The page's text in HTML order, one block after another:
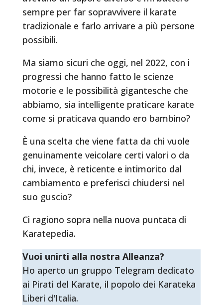
sempre per far sopravvivere il karate
tradizionale e farlo arrivare a più persone
possibili.
Ma siamo sicuri che oggi, nel 2022, con i
progressi che hanno fatto le scienze
motorie e le possibilità gigantesche che
abbiamo, sia intelligente praticare karate
come si praticava quando ero bambino?
È una scelta che viene fatta da chi vuole
genuinamente veicolare certi valori o da
chi, invece, è reticente e intimorito dal
cambiamento e preferisci chiudersi nel
suo guscio?
Ci ragiono sopra nella nuova puntata di
Karatepedia.
Vuoi unirti alla nostra Alleanza?
Ho aperto un gruppo Telegram dedicato
ai Pirati del Karate, il popolo dei Karateka
Liberi d'Italia.